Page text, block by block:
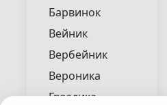
Барвинок
Вейник
Вербейник
Вероника
Гвоздика